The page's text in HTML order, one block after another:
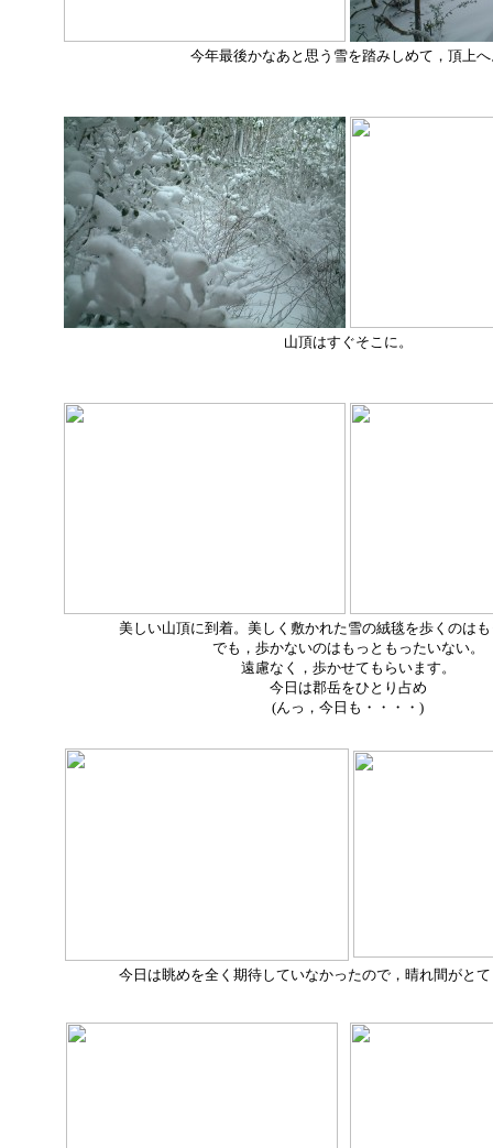
今年最後かなあと思う雪を踏みしめて，頂上
山頂はすぐそこに。
美しい山頂に到着。美しく敷かれた雪の絨毯を歩くのは
でも，歩かないのはもっともったいない。
遠慮なく，歩かせてもらいます。
今日は郡岳をひとり占め
(んっ，今日も・・・・)
今日は眺めを全く期待していなかったので，晴れ間がと